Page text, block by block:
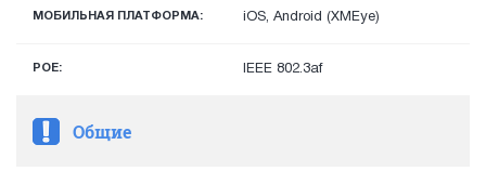
МОБИЛЬНАЯ ПЛАТФОРМА: iOS, Android (XMEye)
POE: IEEE 802.3af
Общие